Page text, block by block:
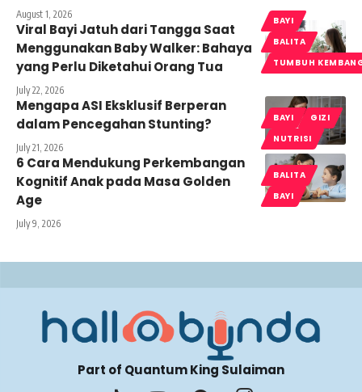
August 1, 2026
BAYI
BALITA
TUMBUH
Viral Bayi Jatuh dari Tangga Saat
Menggunakan Baby Walker: Bahaya
yang Perlu Diketahui Orang Tua
July 22, 2026
BAYI
GIZI
NUTRISI
Mengapa ASI Eksklusif Berperan
dalam Pencegahan Stunting?
July 21, 2026
BALITA
BAYI
6 Cara Mendukung Perkembangan
Kognitif Anak pada Masa Golden
Age
July 9, 2026
Part of Quantum King Sulaiman